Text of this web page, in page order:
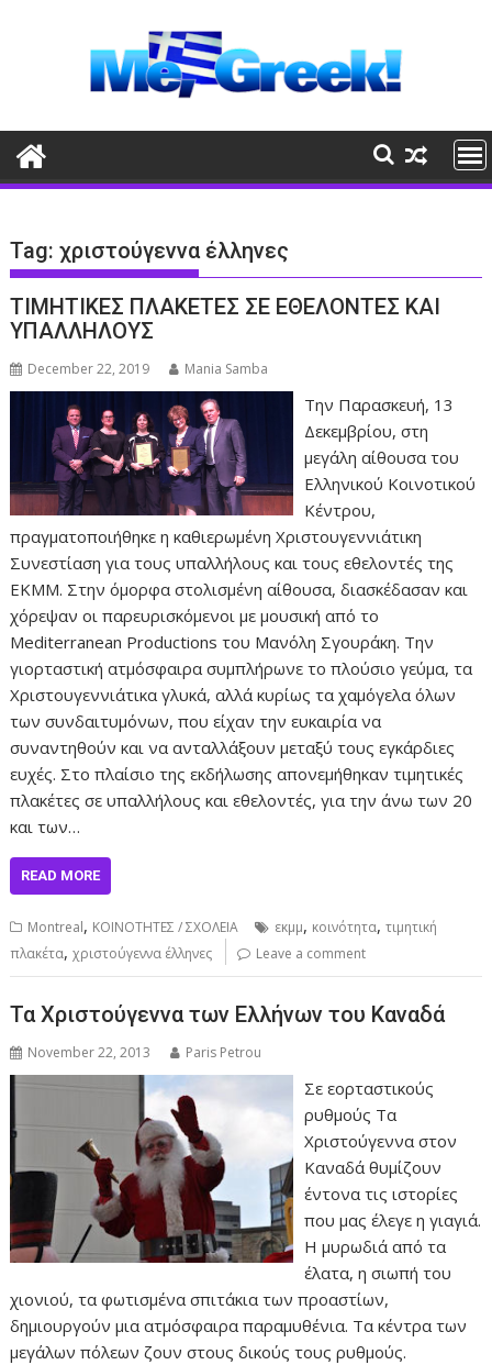
Tag:χριστούγεννα έλληνες
ΤΙΜΗΤΙΚΕΣ ΠΛΑΚΕΤΕΣ ΣΕ ΕΘΕΛΟΝΤΕΣ ΚΑΙ
ΥΠΑΛΛΗΛΟΥΣ
December 22, 2019 Mania Samba
Την Παρασκευή, 13
Δεκεμβρίου, στη
μεγάλη αίθουσα του
Ελληνικού Κοινοτικού
Κέντρου,
πραγματοποιήθηκε η καθιερωμένη Χριστουγεννιάτικη
Συνεστίαση για τους υπαλλήλους και τους εθελοντές της
ΕΚΜΜ. Στην όμορφα στολισμένη αίθουσα, διασκέδασαν και
χόρεψαν οι παρευρισκόμενοι με μουσική από το
Mediterranean Productions του Μανόλη Σγουράκη. Την
γιορταστική ατμόσφαιρα συμπλήρωνε το πλούσιο γεύμα, τα
Χριστουγεννιάτικα γλυκά, αλλά κυρίως τα χαμόγελα όλων
των συνδαιτυμόνων, που είχαν την ευκαιρία να
συναντηθούν και να ανταλλάξουν μεταξύ τους εγκάρδιες
ευχές. Στο πλαίσιο της εκδήλωσης απονεμήθηκαν τιμητικές
πλακέτες σε υπαλλήλους και εθελοντές, για την άνω των 20
και των…
READ MORE
Montreal, ΚΟΙΝΟΤΗΤΕΣ / ΣΧΟΛΕΙΑ εκμμ, κοινότητα,τιμητική
πλακέτα,χριστούγεννα έλληνες Leave a comment
Τα Χριστούγεννα των Ελλήνων του Καναδά
November 22, 2013 Paris Petrou
Σε εορταστικούς
ρυθμούς Τα
Χριστούγεννα στον
Καναδά θυμίζουν
έντονα τις ιστορίες
που μας έλεγε η γιαγιά.
Η μυρωδιά από τα
έλατα, η σιωπή του
χιονιού, τα φωτισμένα σπιτάκια των προαστίων,
δημιουργούν μια ατμόσφαιρα παραμυθένια. Τα κέντρα των
μεγάλων πόλεων ζουν στους δικούς τους ρυθμούς.